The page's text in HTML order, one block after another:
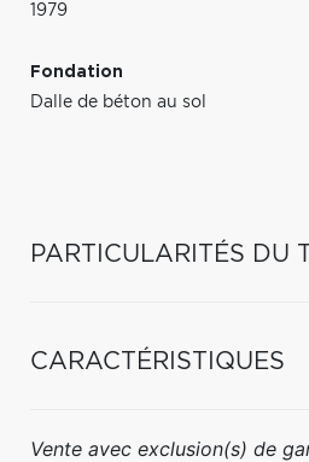
1979
Fondation
Dalle de béton au sol
PARTICULARITÉS DU
CARACTÉRISTIQUES
Vente avec exclusion(s) de